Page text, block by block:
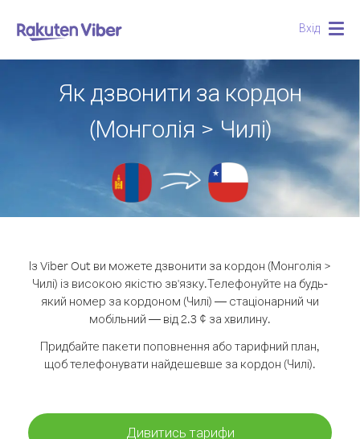
Вхід
Як дзвонити за кордон
(Монголія > Чилі)
Із Viber Out ви можете дзвонити за кордон (Монголія >
Чилі) із високою якістю зв'язку.Телефонуйте на будь-
який номер за кордоном (Чилі) — стаціонарний чи
мобільний — від 2.3 ¢ за хвилину.
Придбайте пакети поповнення або тарифний план,
щоб телефонувати найдешевше за кордон (Чилі).
Дивитись тарифи